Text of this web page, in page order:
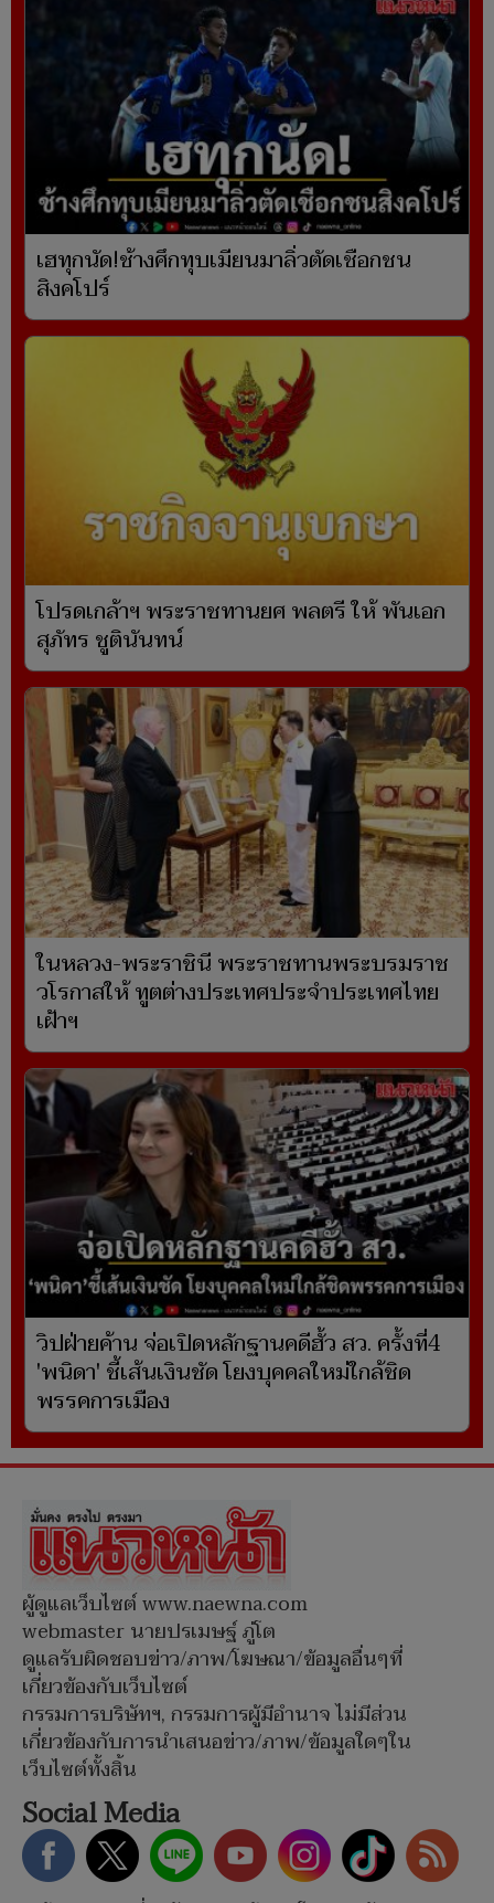
เฮทุกนัด!ช้างศึกทุบเมียนมาลิ่วตัดเชือกชน
สิงคโปร์
โปรดเกล้าฯ พระราชทานยศ พลตรี ให้ พันเอก
สุภัทร ชูตินันทน์
ในหลวง-พระราชินี พระราชทานพระบรมราช
วโรกาสให้ ทูตต่างประเทศประจำประเทศไทย
เฝ้าฯ
วิปฝ่ายค้าน จ่อเปิดหลักฐานคดีฮั้ว สว. ครั้งที่4
'พนิดา' ชี้เส้นเงินชัด โยงบุคคลใหม่ใกล้ชิด
พรรคการเมือง
ผู้ดูแลเว็บไซต์ www.naewna.com
webmaster นายปรเมษฐ์ ภู่โต
ดูแลรับผิดชอบข่าว/ภาพ/โฆษณา/ข้อมูลอื่นๆที่
เกี่ยวข้องกับเว็บไซต์
กรรมการบริษัทฯ, กรรมการผู้มีอำนาจ ไม่มีส่วน
เกี่ยวข้องกับการนำเสนอข่าว/ภาพ/ข้อมูลใดๆใน
เว็บไซต์ทั้งสิ้น
Social Media